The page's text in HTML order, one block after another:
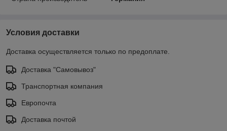
Условия доставки
Доставка осуществляется только по предоплате.
Доставка "Самовывоз"
Транспортная компания
Европочта
Доставка почтой